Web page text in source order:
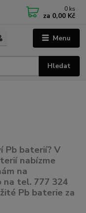
Menu
Hledat
0 ks
za 0,00 Kč
Pb baterií? V
nabízme
na
na tel. 777 324
Pb baterie za